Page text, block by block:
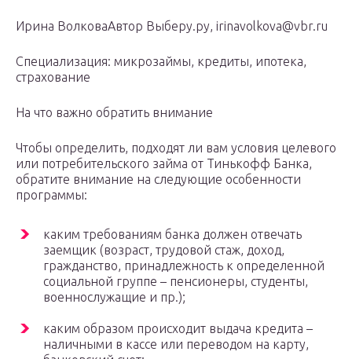
Ирина ВолковаАвтор Выберу.ру, irinavolkova@vbr.ru
Специализация: микрозаймы, кредиты, ипотека,
страхование
На что важно обратить внимание
Чтобы определить, подходят ли вам условия целевого
или потребительского займа от Тинькофф Банка,
обратите внимание на следующие особенности
программы:
каким требованиям банка должен отвечать
заемщик (возраст, трудовой стаж, доход,
гражданство, принадлежность к определенной
социальной группе – пенсионеры, студенты,
военнослужащие и пр.);
каким образом происходит выдача кредита –
наличными в кассе или переводом на карту,